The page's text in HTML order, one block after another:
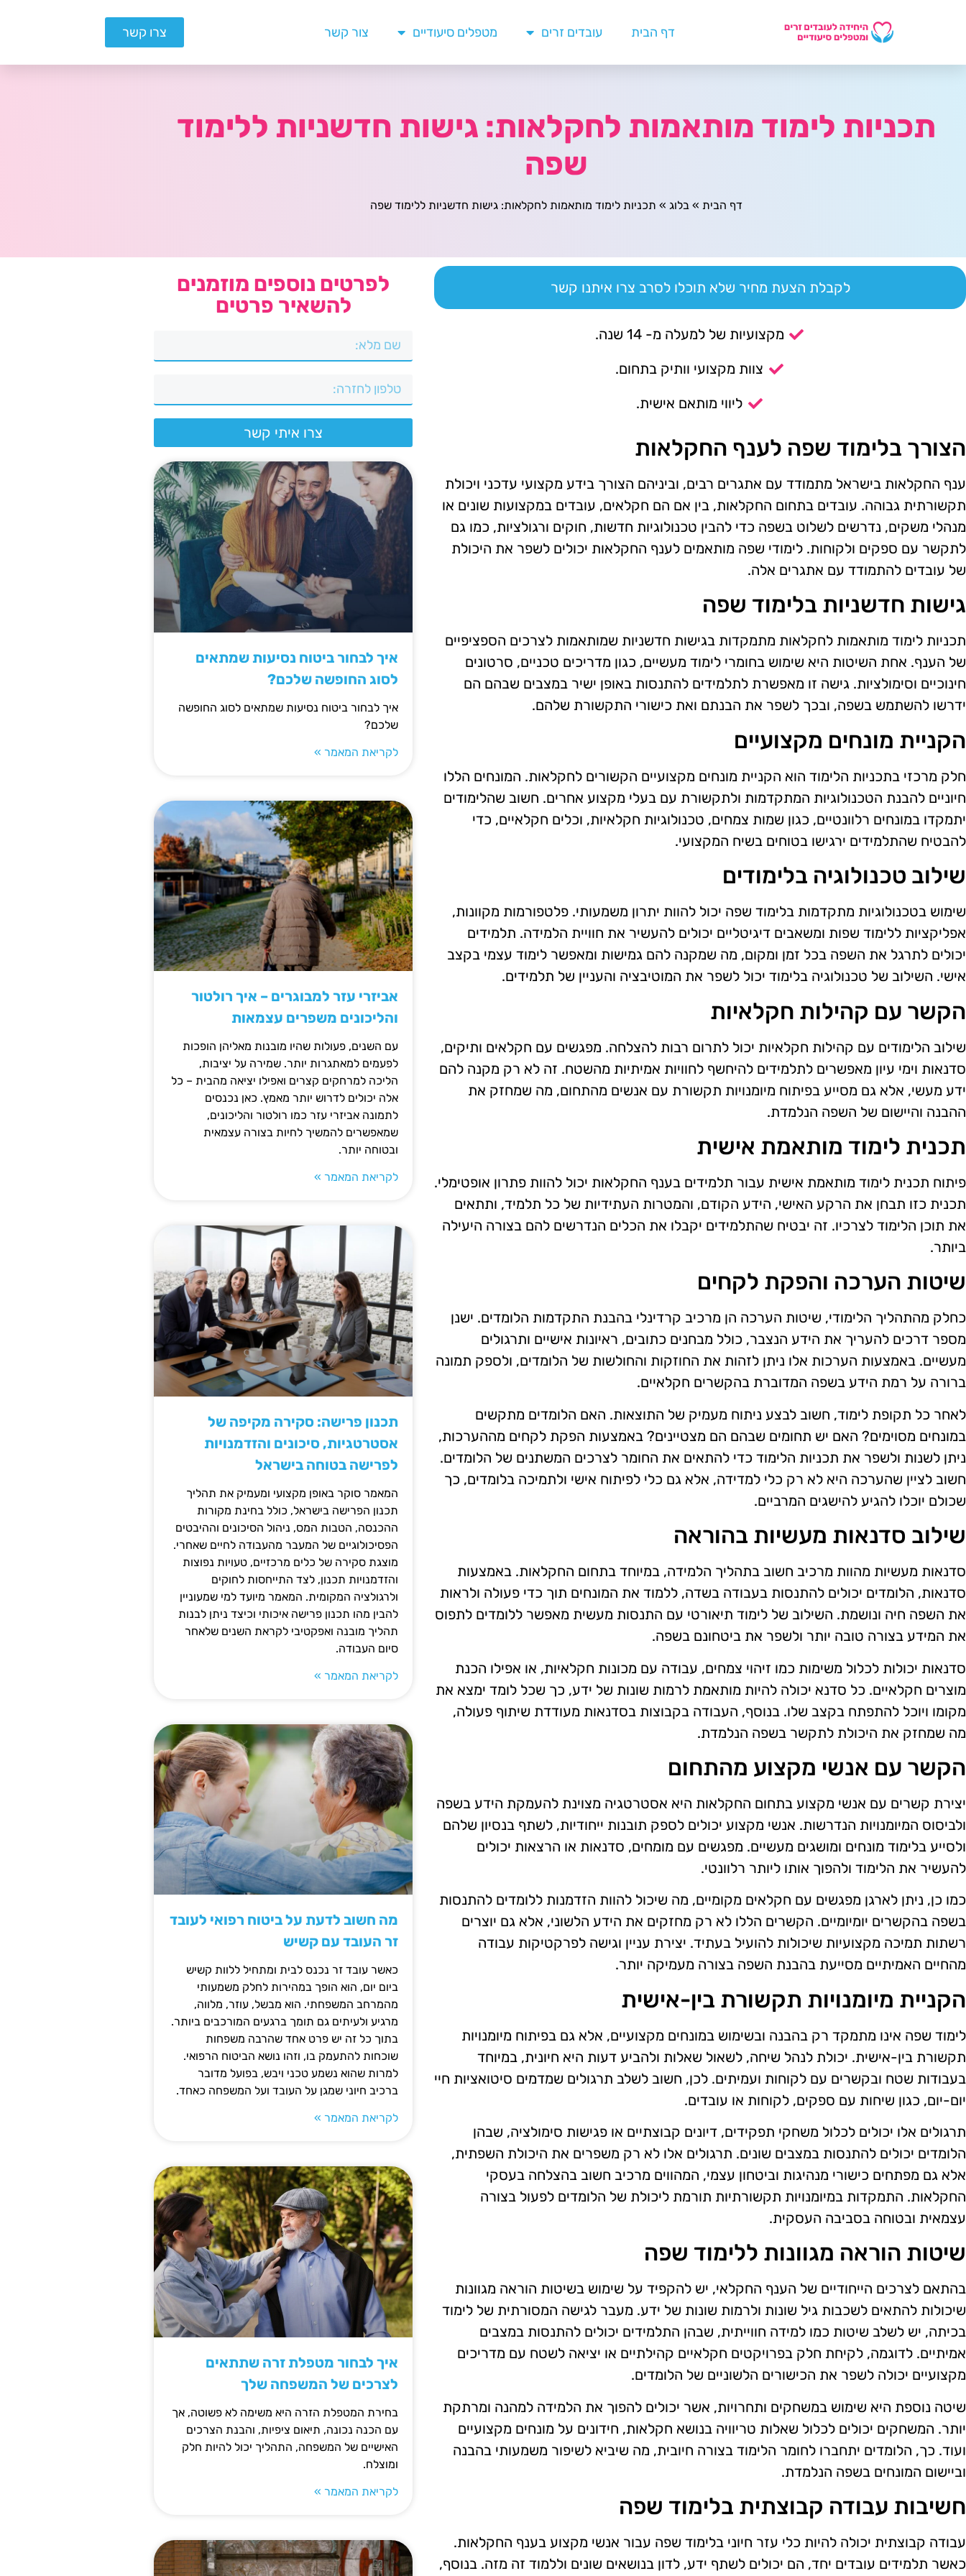
דף הבית עובדים זרים מטפלים סיעודיים צור קשר צרו קשר
תכניות לימוד מותאמות לחקלאות: גישות חדשניות ללימוד
שפה
דף הבית » בלוג » תכניות לימוד מותאמות לחקלאות: גישות חדשניות ללימוד שפה
לקבלת הצעת מחיר שלא תוכלו לסרב צרו איתנו קשר
מקצועיות של למעלה מ- 14 שנה.
צוות מקצועי וותיק בתחום.
ליווי מותאם אישית.
הצורך בלימוד שפה לענף החקלאות
ענף החקלאות בישראל מתמודד עם אתגרים רבים, וביניהם הצורך בידע מקצועי עדכני ויכולת
תקשורתית גבוהה. עובדים בתחום החקלאות, בין אם הם חקלאים, עובדים במקצועות שונים או
מנהלי משקים, נדרשים לשלוט בשפה כדי להבין טכנולוגיות חדשות, חוקים ורגולציות, כמו גם
לתקשר עם ספקים ולקוחות. לימודי שפה מותאמים לענף החקלאות יכולים לשפר את היכולת
של עובדים להתמודד עם אתגרים אלה.
גישות חדשניות בלימוד שפה
תכניות לימוד מותאמות לחקלאות מתמקדות בגישות חדשניות שמותאמות לצרכים הספציפיים
של הענף. אחת השיטות היא שימוש בחומרי לימוד מעשיים, כגון מדריכים טכניים, סרטונים
חינוכיים וסימולציות. גישה זו מאפשרת לתלמידים להתנסות באופן ישיר במצבים שבהם הם
ידרשו להשתמש בשפה, ובכך לשפר את הבנתם ואת כישורי התקשורת שלהם.
הקניית מונחים מקצועיים
חלק מרכזי בתכניות הלימוד הוא הקניית מונחים מקצועיים הקשורים לחקלאות. המונחים הללו
חיוניים להבנת הטכנולוגיות המתקדמות ולתקשורת עם בעלי מקצוע אחרים. חשוב שהלימודים
יתמקדו במונחים רלוונטיים, כגון שמות צמחים, טכנולוגיות חקלאיות, וכלים חקלאיים, כדי
להבטיח שהתלמידים ירגישו בטוחים בשיח המקצועי.
שילוב טכנולוגיה בלימודים
שימוש בטכנולוגיות מתקדמות בלימוד שפה יכול להוות יתרון משמעותי. פלטפורמות מקוונות,
אפליקציות ללימוד שפות ומשאבים דיגיטליים יכולים להעשיר את חוויית הלמידה. תלמידים
יכולים לתרגל את השפה בכל זמן ומקום, מה שמקנה להם גמישות ומאפשר לימוד עצמי בקצב
אישי. השילוב של טכנולוגיה בלימוד יכול לשפר את המוטיבציה והעניין של תלמידים.
הקשר עם קהילות חקלאיות
שילוב הלימודים עם קהילות חקלאיות יכול לתרום רבות להצלחה. מפגשים עם חקלאים ותיקים,
סדנאות וימי עיון מאפשרים לתלמידים להיחשף לחוויות אמיתיות מהשטח. זה לא רק מקנה להם
ידע מעשי, אלא גם מסייע בפיתוח מיומנויות תקשורת עם אנשים מהתחום, מה שמחזק את
ההבנה והיישום של השפה הנלמדת.
תכנית לימוד מותאמת אישית
פיתוח תכנית לימוד מותאמת אישית עבור תלמידים בענף החקלאות יכול להוות פתרון אופטימלי.
תכנית כזו תבחן את הרקע האישי, הידע הקודם, והמטרות העתידיות של כל תלמיד, ותתאים
את תוכן הלימוד לצרכיו. זה יבטיח שהתלמידים יקבלו את הכלים הנדרשים להם בצורה היעילה
ביותר.
שיטות הערכה והפקת לקחים
כחלק מהתהליך הלימודי, שיטות הערכה הן מרכיב קרדינלי בהבנת התקדמות הלומדים. ישנן
מספר דרכים להעריך את הידע הנצבר, כולל מבחנים כתובים, ראיונות אישיים ותרגולים
מעשיים. באמצעות הערכות אלו ניתן לזהות את החוזקות והחולשות של הלומדים, ולספק תמונה
ברורה על רמת הידע בשפה המדוברת בהקשרים חקלאיים.
לאחר כל תקופת לימוד, חשוב לבצע ניתוח מעמיק של התוצאות. האם הלומדים מתקשים
במונחים מסוימים? האם יש תחומים שבהם הם מצטיינים? באמצעות הפקת לקחים מההערכות,
ניתן לשנות ולשפר את תכניות הלימוד כדי להתאים את החומר לצרכים המשתנים של הלומדים.
חשוב לציין שהערכה היא לא רק כלי למדידה, אלא גם כלי לפיתוח אישי ולתמיכה בלומדים, כך
שכולם יוכלו להגיע להישגים המרביים.
שילוב סדנאות מעשיות בהוראה
סדנאות מעשיות מהוות מרכיב חשוב בתהליך הלמידה, במיוחד בתחום החקלאות. באמצעות
סדנאות, הלומדים יכולים להתנסות בעבודה בשדה, ללמוד את המונחים תוך כדי פעולה ולראות
את השפה חיה ונושמת. השילוב של לימוד תיאורטי עם התנסות מעשית מאפשר ללומדים לתפוס
את המידע בצורה טובה יותר ולשפר את ביטחונם בשפה.
סדנאות יכולות לכלול משימות כמו זיהוי צמחים, עבודה עם מכונות חקלאיות, או אפילו הכנת
מוצרים חקלאיים. כל סדנא יכולה להיות מותאמת לרמות שונות של ידע, כך שכל לומד ימצא את
מקומו ויוכל להתפתח בקצב שלו. בנוסף, העבודה בקבוצות בסדנאות מעודדת שיתוף פעולה,
מה שמחזק את היכולת לתקשר בשפה הנלמדת.
הקשר עם אנשי מקצוע מהתחום
יצירת קשרים עם אנשי מקצוע בתחום החקלאות היא אסטרטגיה מצוינת להעמקת הידע בשפה
ולביסוס המיומנויות הנדרשות. אנשי מקצוע יכולים לספק תובנות ייחודיות, לשתף בנסיון שלהם
ולסייע בלימוד מונחים ומושגים מעשיים. מפגשים עם מומחים, סדנאות או הרצאות יכולים
להעשיר את הלימוד ולהפוך אותו ליותר רלוונטי.
כמו כן, ניתן לארגן מפגשים עם חקלאים מקומיים, מה שיכול להוות הזדמנות ללומדים להתנסות
בשפה בהקשרים יומיומיים. הקשרים הללו לא רק מחזקים את הידע הלשוני, אלא גם יוצרים
רשתות תמיכה מקצועיות שיכולות להועיל בעתיד. יצירת עניין וגישה לפרקטיקות עבודה
מהחיים האמיתיים מסייעת בהבנת השפה בצורה מעמיקה יותר.
הקניית מיומנויות תקשורת בין-אישית
לימוד שפה אינו מתמקד רק בהבנה ובשימוש במונחים מקצועיים, אלא גם בפיתוח מיומנויות
תקשורת בין-אישית. יכולת לנהל שיחה, לשאול שאלות ולהביע דעות היא חיונית, במיוחד
בעבודות שטח ובקשרים עם לקוחות ועמיתים. לכן, חשוב לשלב תרגולים שמדמים סיטואציות חיי
יום-יום, כגון שיחות עם ספקים, לקוחות או עובדים.
תרגולים אלו יכולים לכלול משחקי תפקידים, דיונים קבוצתיים או פגישות סימולציה, שבהן
הלומדים יכולים להתנסות במצבים שונים. תרגולים אלו לא רק משפרים את היכולת השפתית,
אלא גם מפתחים כישורי מנהיגות וביטחון עצמי, המהווים מרכיב חשוב בהצלחה בעסקי
החקלאות. התמקדות במיומנויות תקשורתיות תורמת ליכולת של הלומדים לפעול בצורה
עצמאית ובטוחה בסביבה העסקית.
שיטות הוראה מגוונות ללימוד שפה
בהתאם לצרכים הייחודיים של הענף החקלאי, יש להקפיד על שימוש בשיטות הוראה מגוונות
שיכולות להתאים לשכבות גיל שונות ולרמות שונות של ידע. מעבר לגישה המסורתית של לימוד
בכיתה, יש לשלב שיטות כמו למידה חווייתית, שבהן התלמידים יכולים להתנסות במצבים
אמיתיים. לדוגמה, לקיחת חלק בפרויקטים חקלאיים קהילתיים או יציאה לשטח עם מדריכים
מקצועיים יכולה לשפר את הכישורים הלשוניים של הלומדים.
שיטה נוספת היא שימוש במשחקים ותחרויות, אשר יכולים להפוך את הלמידה למהנה ומרתקת
יותר. המשחקים יכולים לכלול שאלות טריוויה בנושא חקלאות, חידונים על מונחים מקצועיים
ועוד. כך, הלומדים יתחברו לחומר הלימוד בצורה חיובית, מה שיביא לשיפור משמעותי בהבנה
וביישום המונחים בשפה הנלמדת.
חשיבות עבודה קבוצתית בלימוד שפה
עבודה קבוצתית יכולה להיות כלי עזר חיוני בלימוד שפה עבור אנשי מקצוע בענף החקלאות.
כאשר תלמידים עובדים יחד, הם יכולים לשתף ידע, לדון בנושאים שונים וללמוד זה מזה. בנוסף,
לפרטים נוספים מוזמנים
להשאיר פרטים
צרו איתי קשר
איך לבחור ביטוח נסיעות שמתאים
לסוג החופשה שלכם?
איך לבחור ביטוח נסיעות שמתאים לסוג החופשה
שלכם?
לקריאת המאמר »
אביזרי עזר למבוגרים – איך רולטור
והליכונים משפרים עצמאות
עם השנים, פעולות שהיו מובנות מאליהן הופכות
לפעמים למאתגרות יותר. שמירה על יציבות,
הליכה למרחקים קצרים ואפילו יציאה מהבית – כל
אלה יכולים לדרוש יותר מאמץ. כאן נכנסים
לתמונה אביזרי עזר כמו רולטור והליכונים,
שמאפשרים להמשיך לחיות בצורה עצמאית
ובטוחה יותר.
לקריאת המאמר »
תכנון פרישה: סקירה מקיפה של
אסטרטגיות, סיכונים והזדמנויות
לפרישה בטוחה בישראל
המאמר סוקר באופן מקצועי ומעמיק את תהליך
תכנון הפרישה בישראל, כולל בחינת מקורות
ההכנסה, הטבות המס, ניהול הסיכונים וההיבטים
הפסיכולוגיים של המעבר מהעבודה לחיים שאחרי.
מוצגת סקירה של כלים מרכזיים, טעויות נפוצות
והזדמנויות תכנון, לצד התייחסות לחוקים
ולרגולציה המקומית. המאמר מיועד למי שמעוניין
להבין מהו תכנון פרישה איכותי וכיצד ניתן לבנות
תהליך מובנה ואפקטיבי לקראת השנים שלאחר
סיום העבודה.
לקריאת המאמר »
מה חשוב לדעת על ביטוח רפואי לעובד
זר העובד עם קשיש
כאשר עובד זר נכנס לבית ומתחיל ללוות קשיש
ביום יום, הוא הופך במהירות לחלק משמעותי
מהמרחב המשפחתי. הוא מבשל, עוזר, מלווה,
מרגיע ולעיתים גם תומך ברגעים המורכבים ביותר.
בתוך כל זה יש פרט אחד שהרבה משפחות
שוכחות להתעמק בו, וזהו נושא הביטוח הרפואי.
למרות שהוא נשמע טכני ויבש, בפועל מדובר
ברכיב חיוני שמגן על העובד ועל המשפחה כאחד.
לקריאת המאמר »
איך לבחור מטפלת זרה שתתאים
לצרכים של המשפחה שלך
בחירת המטפלת הזרה היא משימה לא פשוטה, אך
עם הכנה נכונה, תיאום ציפיות, והבנת הצרכים
האישיים של המשפחה, התהליך יכול להיות חלק
ומוצלח.
לקריאת המאמר »